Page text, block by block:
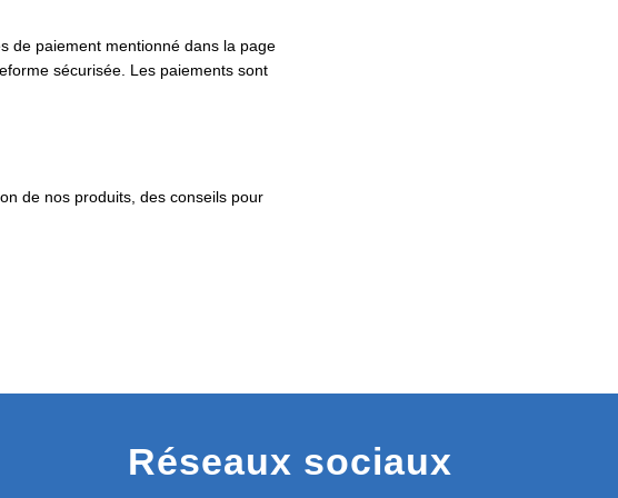
de paiement mentionné dans la page
sécurisée. Les paiements sont
de nos produits, des conseils pour
Réseaux sociaux